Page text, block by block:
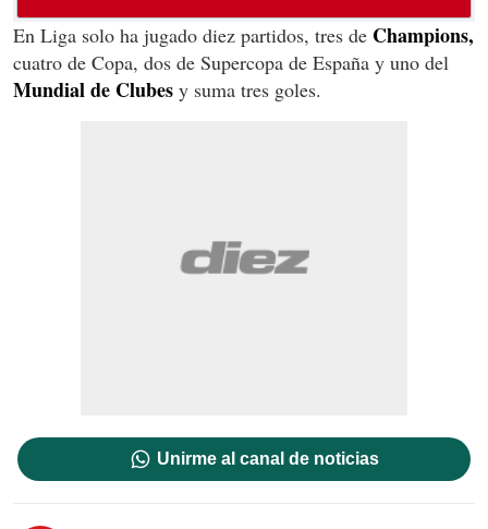
En Liga solo ha jugado diez partidos, tres de Champions,
cuatro de Copa, dos de Supercopa de España y uno del
Mundial de Clubes y suma tres goles.
Unirme al canal de noticias